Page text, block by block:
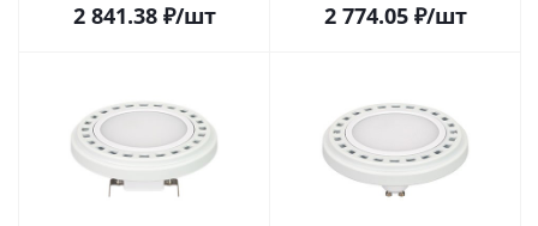
2 841.38₽/шт 2 774.05₽/шт